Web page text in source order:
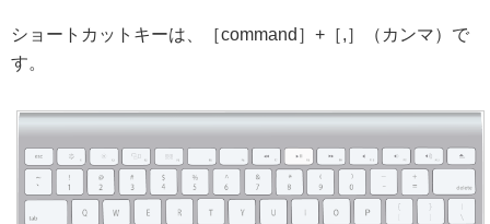
ショートカットキーは、［command］+［,］（カンマ）で
す。